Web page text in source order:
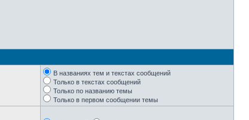
В названиях тем и текстах сообщений
Только в текстах сообщений
Только по названию темы
Только в первом сообщении темы